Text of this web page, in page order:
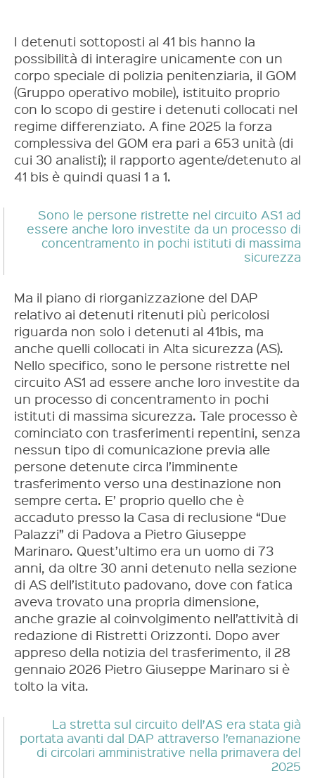
I detenuti sottoposti al 41 bis hanno la
possibilità di interagire unicamente con un
corpo speciale di polizia penitenziaria, il GOM
(Gruppo operativo mobile), istituito proprio
con lo scopo di gestire i detenuti collocati nel
regime differenziato. A fine 2025 la forza
complessiva del GOM era pari a 653 unità (di
cui 30 analisti); il rapporto agente/detenuto al
41 bis è quindi quasi 1 a 1.
Sono le persone ristrette nel circuito AS1 ad
essere anche loro investite da un processo di
concentramento in pochi istituti di massima
sicurezza
Ma il piano di riorganizzazione del DAP
relativo ai detenuti ritenuti più pericolosi
riguarda non solo i detenuti al 41bis, ma
anche quelli collocati in Alta sicurezza (AS).
Nello specifico, sono le persone ristrette nel
circuito AS1 ad essere anche loro investite da
un processo di concentramento in pochi
istituti di massima sicurezza. Tale processo è
cominciato con trasferimenti repentini, senza
nessun tipo di comunicazione previa alle
persone detenute circa l’imminente
trasferimento verso una destinazione non
sempre certa. E’ proprio quello che è
accaduto presso la Casa di reclusione “Due
Palazzi” di Padova a Pietro Giuseppe
Marinaro. Quest’ultimo era un uomo di 73
anni, da oltre 30 anni detenuto nella sezione
di AS dell’istituto padovano, dove con fatica
aveva trovato una propria dimensione,
anche grazie al coinvolgimento nell’attività di
redazione di Ristretti Orizzonti. Dopo aver
appreso della notizia del trasferimento, il 28
gennaio 2026 Pietro Giuseppe Marinaro si è
tolto la vita.
La stretta sul circuito dell’AS era stata già
portata avanti dal DAP attraverso l’emanazione
di circolari amministrative nella primavera del
2025